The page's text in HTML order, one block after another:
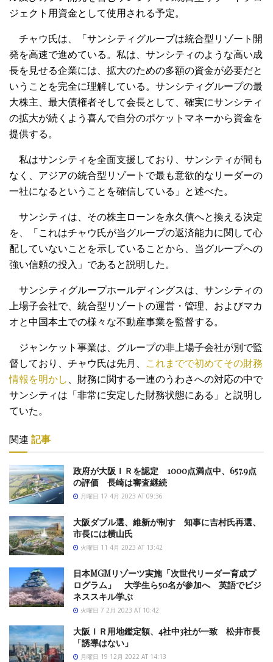
ジェクト用資金として使用される予定。
チャウ氏は、「サンシティグループは統合型リゾート開
発を高速で進めている。私は、サンシティのような高い成
長を見せる企業には、拡大のための多額の資金が必要だと
いうことを完全に理解している。サンシティグループの最
大株主、最大債権者そして会長として、確実にサンシティ
の拡大が続くよう喜んで自分のポケットマネーから資金を
提供する。
私はサンシティを全面支援しており、サンシティが間も
なく、アジアの統合型リゾートで最も意欲的なリーダーの
一社になるということを確信している」と述べた。
サンシティは、その株主ローンを永久債へと換える決定
を、「これはチャウ氏が当グループの返済能力に関して心
配していないことを示していることから、当グループへの
強い信頼の投入」であると説明した。
サンシティグループホールディングスは、サンシティの
上場子会社で、統合型リゾートの運営・管理、およびマカ
オと中国本土での様々な不動産事業を監督する。
ジャンケット事業は、グループの非上場子会社が別で監
督しており、チャウ氏は先月、 これまでで初めてその財務
情報を明かし、財務に関する一連のうわさへの対応の中で
サンシティは「非常に安定した財務状態にある」と説明し
ていた。
関連 記事
政府が大阪ＩＲを認定 1000点満点中、657.9点
の評価 長崎は審査継続
月曜日 17 4月 2023 AT 09:36
大阪ダブル選、維新が制す 知事に吉村氏再選、
市長には横山氏
火曜日 11 4月 2023 AT 13:42
日本MGMリゾーツ実施「次世代リーダー育成プ
ログラム」 大学生ら50名が参加へ 英語でビジ
ネススキル学ぶ
火曜日 7 2月 2023 AT 10:42
大阪ＩＲ用地鑑定額、4社中3社が一致 松井市長
「誘導はない」
月曜日 19 12月 2022 AT 14:13